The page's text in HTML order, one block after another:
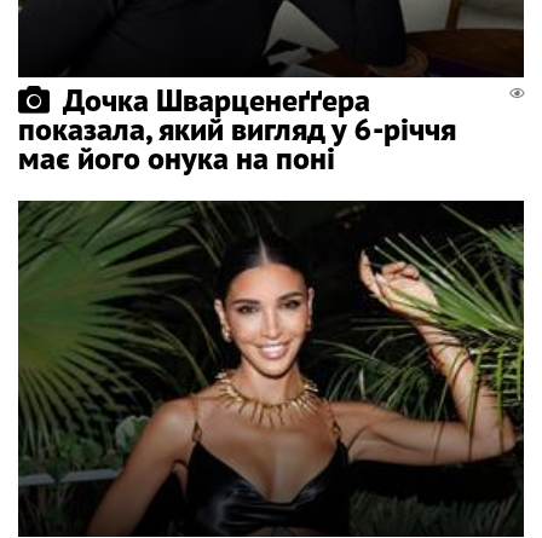
Дочка Шварценеґґера
показала, який вигляд у 6-річчя
має його онука на поні